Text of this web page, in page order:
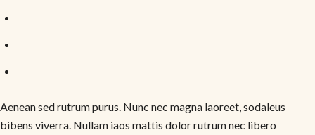
Aenean sed rutrum purus. Nunc nec magna laoreet, sodaleus
bibens viverra. Nullam iaos mattis dolor rutrum nec libero